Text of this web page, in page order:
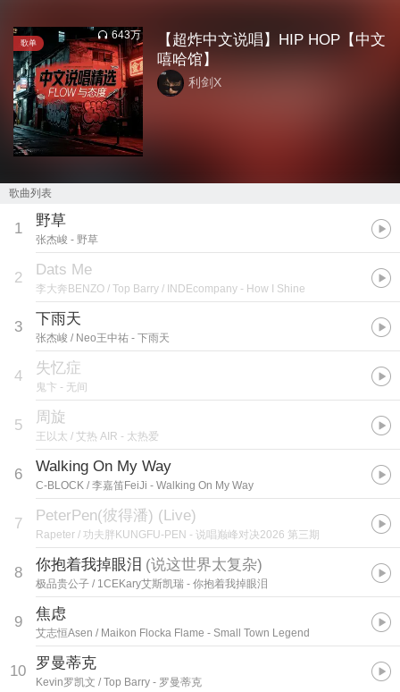
歌单
643万
【超炸中文说唱】HIP HOP【中文
嘻哈馆】
利剑X
歌曲列表
1 野草
张杰峻 - 野草
2 Dats Me
李大奔BENZO / Top Barry / INDEcompany - How I Shine
3 下雨天
张杰峻 / Neo王中祐 - 下雨天
4 失忆症
鬼卞 - 无间
5 周旋
王以太 / 艾热 AIR - 太热爱
6 Walking On My Way
C-BLOCK / 李嘉笛FeiJi - Walking On My Way
7 PeterPen(彼得潘) (Live)
Rapeter / 功夫胖KUNGFU-PEN - 说唱巅峰对决2026 第三期
8 你抱着我掉眼泪 (说这世界太复杂)
极品贵公子 / 1CEKary艾斯凯瑞 - 你抱着我掉眼泪
9 焦虑
艾志恒Asen / Maikon Flocka Flame - Small Town Legend
10 罗曼蒂克
Kevin罗凯文 / Top Barry - 罗曼蒂克